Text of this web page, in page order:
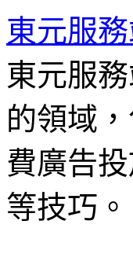
東元服
東元服
的領域
費廣告
等技巧。